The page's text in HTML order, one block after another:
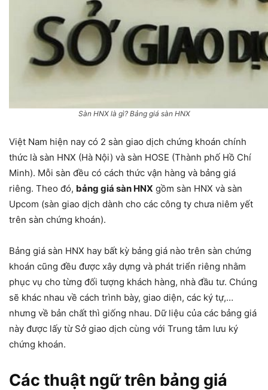
Sàn HNX là gì? Bảng giá sàn HNX
Việt Nam hiện nay có 2 sàn giao dịch chứng khoán chính
thức là sàn HNX (Hà Nội) và sàn HOSE (Thành phố Hồ Chí
Minh). Mỗi sàn đều có cách thức vận hàng và bảng giá
riêng. Theo đó, bảng giá sàn HNX gồm sàn HNX và sàn
Upcom (sàn giao dịch dành cho các công ty chưa niêm yết
trên sàn chứng khoán).
Bảng giá sàn HNX hay bất kỳ bảng giá nào trên sàn chứng
khoán cũng đều được xây dựng và phát triển riêng nhằm
phục vụ cho từng đối tượng khách hàng, nhà đầu tư. Chúng
sẽ khác nhau về cách trình bày, giao diện, các ký tự,…
nhưng về bản chất thì giống nhau. Dữ liệu của các bảng giá
này được lấy từ Sở giao dịch cùng với Trung tâm lưu ký
chứng khoán.
Các thuật ngữ trên bảng giá